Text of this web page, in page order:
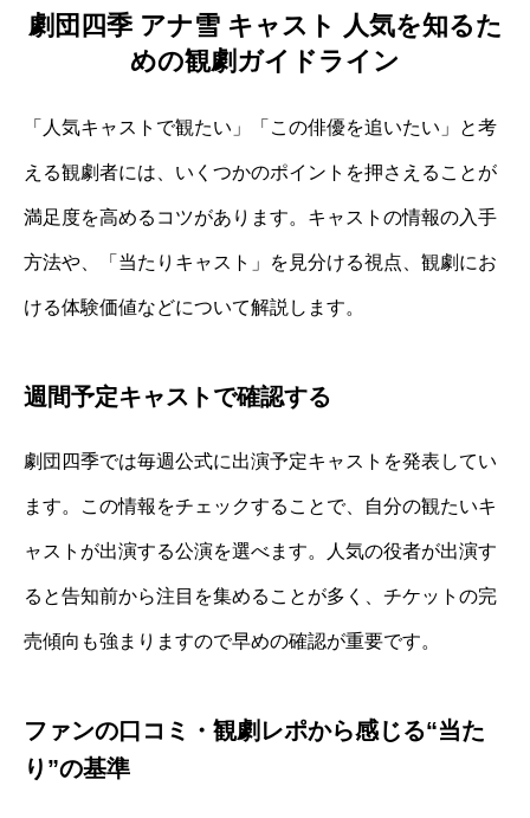
劇団四季 アナ雪 キャスト 人気を知るた
めの観劇ガイドライン
「人気キャストで観たい」「この俳優を追いたい」と考
える観劇者には、いくつかのポイントを押さえることが
満足度を高めるコツがあります。キャストの情報の入手
方法や、「当たりキャスト」を見分ける視点、観劇にお
ける体験価値などについて解説します。
週間予定キャストで確認する
劇団四季では毎週公式に出演予定キャストを発表してい
ます。この情報をチェックすることで、自分の観たいキ
ャストが出演する公演を選べます。人気の役者が出演す
ると告知前から注目を集めることが多く、チケットの完
売傾向も強まりますので早めの確認が重要です。
ファンの口コミ・観劇レポから感じる“当た
り”の基準